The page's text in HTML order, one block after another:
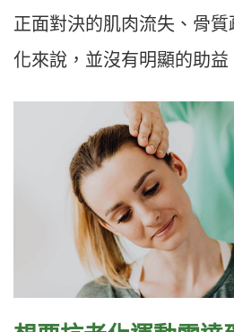
正面對決的肌肉流失、骨
化來說，並沒有明顯的助益